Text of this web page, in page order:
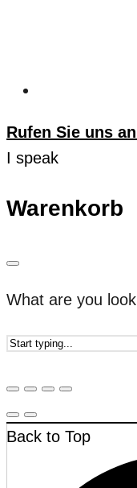
Rufen Sie uns
I speak
Warenkorb
What are you
Back to Top